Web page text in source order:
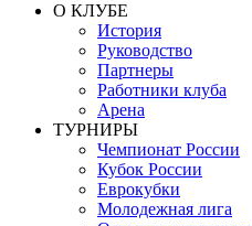
О КЛУБЕ
История
Руководство
Партнеры
Работники клуба
Арена
ТУРНИРЫ
Чемпионат России
Кубок России
Еврокубки
Молодежная лига